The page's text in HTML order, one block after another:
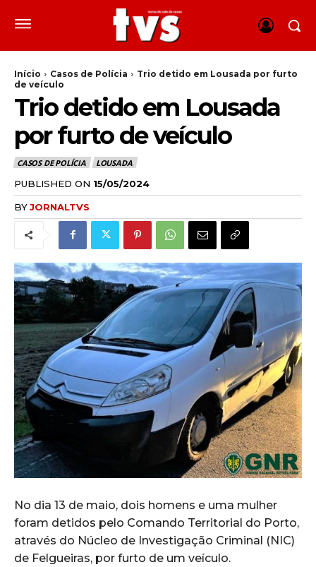
Início Casos de Polícia
Trio detido em Lousada por furto
de veículo
Trio detido em Lousada
por furto de veículo
CASOS DE POLÍCIA LOUSADA
PUBLISHED ON 15/05/2024
BYJORNALTVS
No dia 13 de maio, dois homens e uma mulher
foram detidos pelo Comando Territorial do Porto,
através do Núcleo de Investigação Criminal (NIC)
de Felgueiras, por furto de um veículo.